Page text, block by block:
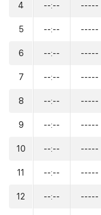
4 --:-- -----
5 --:-- -----
6 --:-- -----
7 --:-- -----
8 --:-- -----
9 --:-- -----
10 --:-- -----
11 --:-- -----
12 --:-- -----